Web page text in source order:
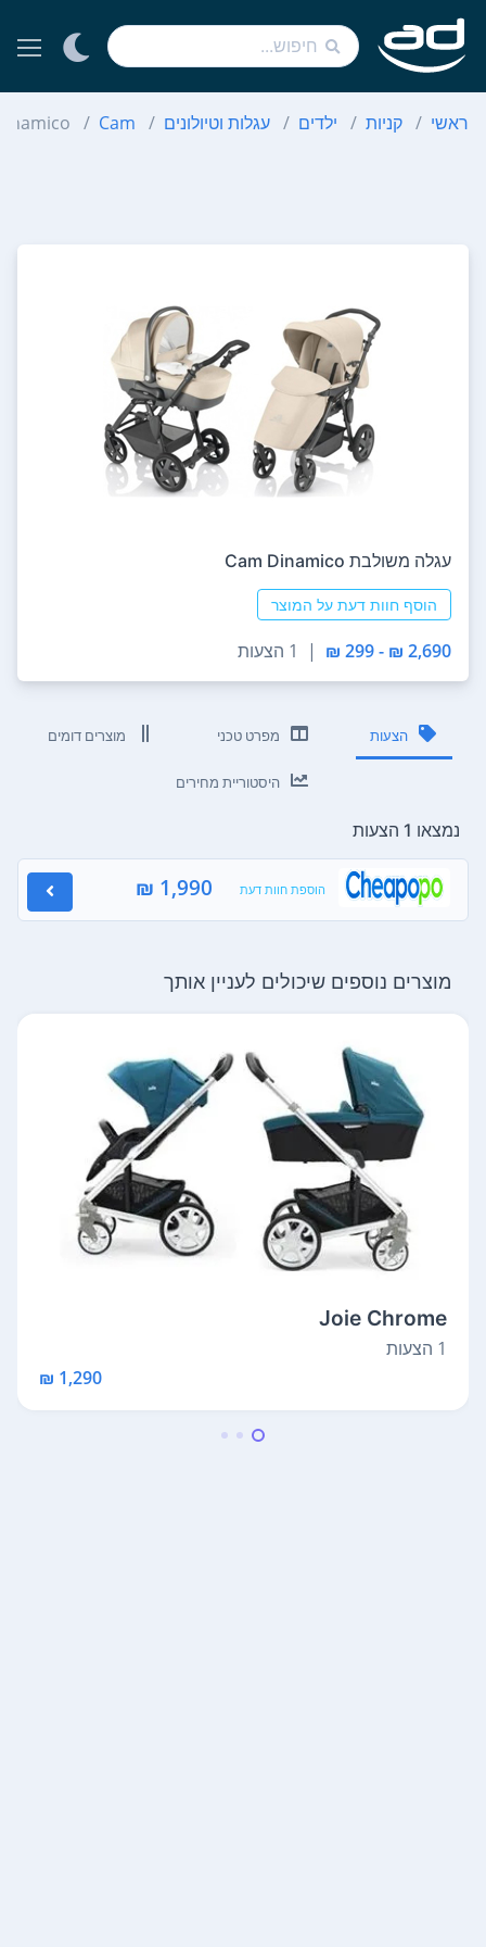
ראשי קניות ילדים עגלות וטיולונים Cam
‏עגלה משולבת Cam Dinamico
הוסף חוות דעת על המוצר
2,690 ₪ - 299 ₪
| 1 הצעות
הצעות מפרט טכני מוצרים דומים
היסטוריית מחירים
נמצאו 1 הצעות
הוספת חוות דעת 1,990 ₪
מוצרים נוספים שיכולים לעניין אותך
Joie Chrome
1 הצעות
1,290 ₪